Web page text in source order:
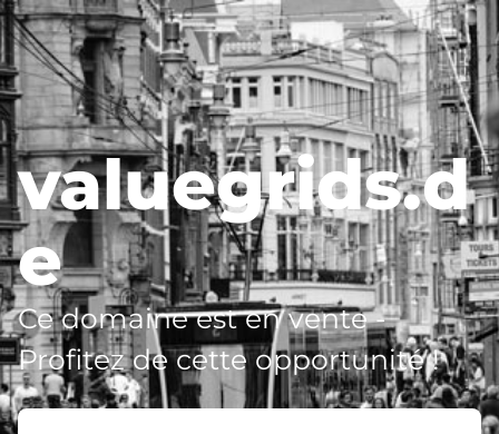
valuegrids.d
e
Ce domaine est en vente -
Profitez de cette opportunité !